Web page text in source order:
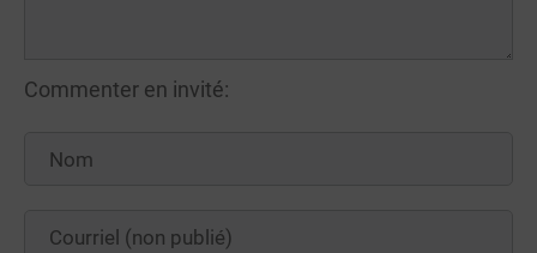
Commenter en invité: